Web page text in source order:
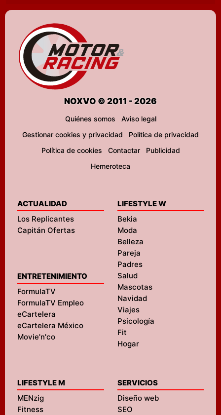
NOXVO © 2011 - 2026
Quiénes somos
Aviso legal
Gestionar cookies y privacidad
Política de privacidad
Política de cookies
Contactar
Publicidad
Hemeroteca
ACTUALIDAD
Los Replicantes
Capitán Ofertas
ENTRETENIMIENTO
FormulaTV
FormulaTV Empleo
eCartelera
eCartelera México
Movie'n'co
LIFESTYLE W
Bekia
Moda
Belleza
Pareja
Padres
Salud
Mascotas
Navidad
Viajes
Psicología
Fit
Hogar
LIFESTYLE M
MENzig
Fitness
SERVICIOS
Diseño web
SEO